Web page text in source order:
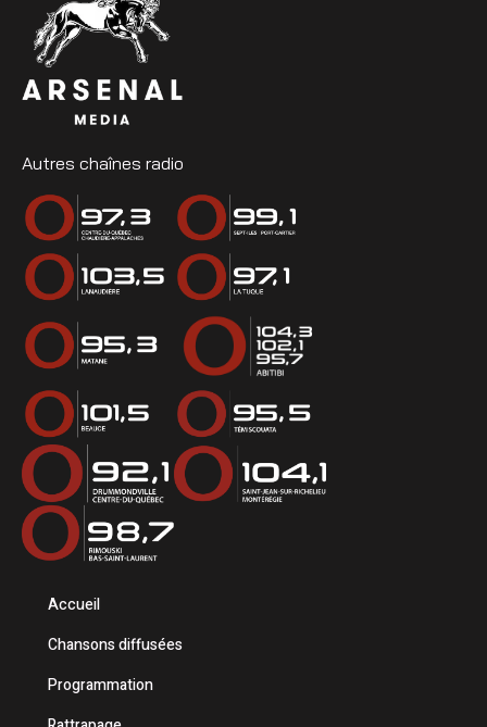
Autres chaînes radio
Accueil
Chansons diffusées
Programmation